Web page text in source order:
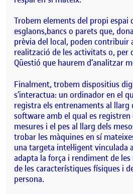
Trobem elements del propi espai
esglaons,bancs o parets que,
prèvia del local, poden contribuir
realització de les activitats o, per
Qüestió que haurem d’analitzar
Finalment, trobem dispositius
s’interactua: un ordinador en el
registra els entrenaments al llarg
software amb el qual es registren
mesures i el pes al llarg dels
trobar les màquines en sí
una targeta intel·ligent vinculada
adapta la força i rendiment de
de les característiques físiques i
persona.